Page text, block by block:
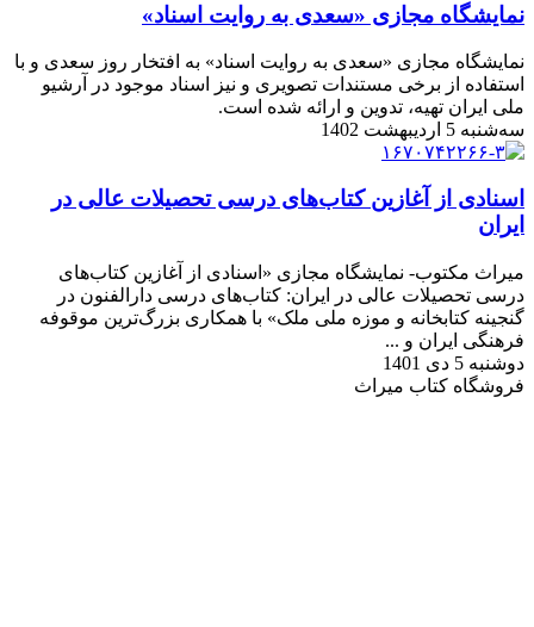
نمایشگاه مجازی «سعدی به روایت اسناد»
نمایشگاه مجازی «سعدی به روایت اسناد» به افتخار روز سعدی و با
استفاده از برخی مستندات تصویری و نیز اسناد موجود در آرشیو
ملی ایران تهیه، تدوین و ارائه شده است.
سه‌شنبه 5 اردیبهشت 1402
اسنادی از آغازین کتاب‌های درسی تحصیلات عالی در
ایران
میراث مکتوب- نمایشگاه مجازی «اسنادی از آغازین کتاب‌های
درسی تحصیلات عالی در ایران: کتاب‌های درسی دارالفنون در
گنجینه کتابخانه و موزه ملی ملک» با همکاری بزرگ‌ترین موقوفه
فرهنگی ایران و ...
دوشنبه 5 دی 1401
فروشگاه کتاب میراث